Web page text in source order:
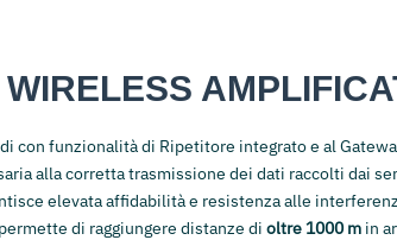
con funzionalità di Ripetitore integrato e al
alla corretta trasmissione dei dati raccolti dai
elevata affidabilità e resistenza alle
permette di raggiungere distanze di oltre 1000 m in